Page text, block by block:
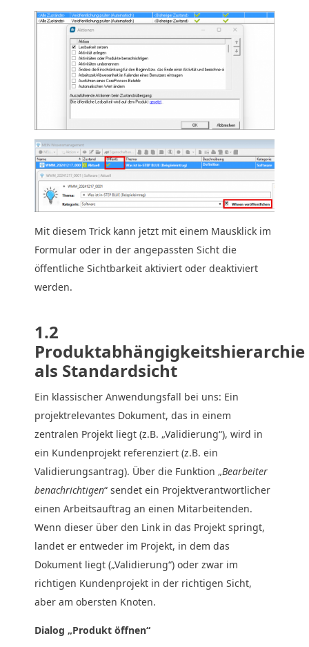
Mit diesem Trick kann jetzt mit einem Mausklick im
Formular oder in der angepassten Sicht die
öffentliche Sichtbarkeit aktiviert oder deaktiviert
werden.
1.2
Produktabhängigkeitshierarchie
als Standardsicht
Ein klassischer Anwendungsfall bei uns: Ein
projektrelevantes Dokument, das in einem
zentralen Projekt liegt (z.B. „Validierung“), wird in
ein Kundenprojekt referenziert (z.B. ein
Validierungsantrag). Über die Funktion „Bearbeiter
benachrichtigen“ sendet ein Projektverantwortlicher
einen Arbeitsauftrag an einen Mitarbeitenden.
Wenn dieser über den Link in das Projekt springt,
landet er entweder im Projekt, in dem das
Dokument liegt („Validierung“) oder zwar im
richtigen Kundenprojekt in der richtigen Sicht,
aber am obersten Knoten.
Dialog „Produkt öffnen“